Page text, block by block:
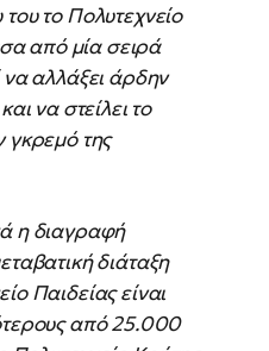
το Πολυτεχνείο
από μία σειρά
να αλλάξει άρδην
να στείλει το
γκρεμό της
η διαγραφή
διάταξη
Παιδείας είναι
από 25.000